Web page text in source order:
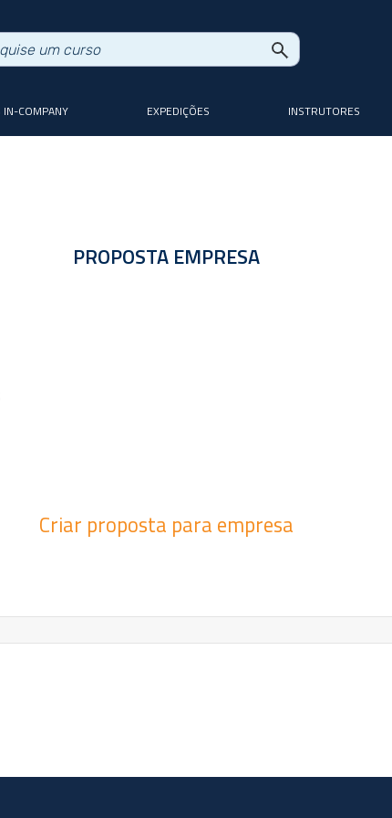
IN-COMPANY EXPEDIÇÕES INSTRUTORES
PROPOSTA EMPRESA
Criar proposta para empresa